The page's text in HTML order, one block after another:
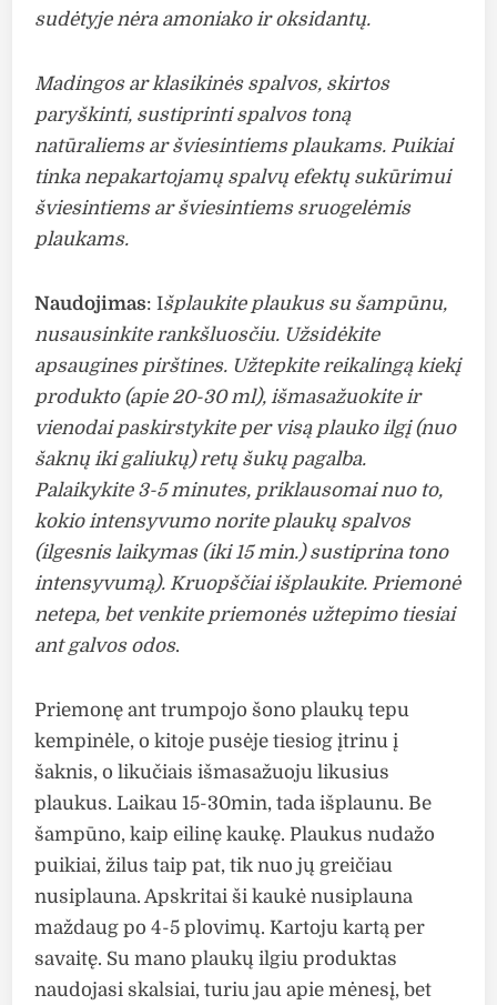
sudėtyje nėra amoniako ir oksidantų.
Madingos ar klasikinės spalvos, skirtos
paryškinti, sustiprinti spalvos toną
natūraliems ar šviesintiems plaukams. Puikiai
tinka nepakartojamų spalvų efektų sukūrimui
šviesintiems ar šviesintiems sruogelėmis
plaukams.
Naudojimas: Išplaukite plaukus su šampūnu,
nusausinkite rankšluosčiu. Užsidėkite
apsaugines pirštines. Užtepkite reikalingą kiekį
produkto (apie 20-30 ml), išmasažuokite ir
vienodai paskirstykite per visą plauko ilgį (nuo
šaknų iki galiukų) retų šukų pagalba.
Palaikykite 3-5 minutes, priklausomai nuo to,
kokio intensyvumo norite plaukų spalvos
(ilgesnis laikymas (iki 15 min.) sustiprina tono
intensyvumą). Kruopščiai išplaukite. Priemonė
netepa, bet venkite priemonės užtepimo tiesiai
ant galvos odos.
Priemonę ant trumpojo šono plaukų tepu
kempinėle, o kitoje pusėje tiesiog įtrinu į
šaknis, o likučiais išmasažuoju likusius
plaukus. Laikau 15-30min, tada išplaunu. Be
šampūno, kaip eilinę kaukę. Plaukus nudažo
puikiai, žilus taip pat, tik nuo jų greičiau
nusiplauna. Apskritai ši kaukė nusiplauna
maždaug po 4-5 plovimų. Kartoju kartą per
savaitę. Su mano plaukų ilgiu produktas
naudojasi skalsiai, turiu jau apie mėnesį, bet